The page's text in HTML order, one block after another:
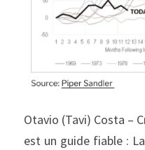
Otavio (Tavi) Costa –
est un guide fiable :